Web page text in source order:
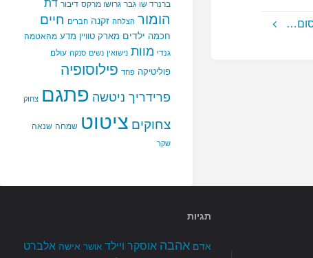
ברנרד שו גבר גרושו מרקס דיבור דת
הומור הצלחה זקנה חברים חיים
חכמה ילדים מארק טוויין מדע מהאטמה
גנדי מוות נישואין נשים סנקה עולם
פוליטיקה פחד פילוסופיה
פרידריך ניטשה פתגם צחוק
צחוקים ציטוט שמחה שנאה
שקר
תגיות
אדם אהבה אוסקר ויילד אושר אישה אלברט